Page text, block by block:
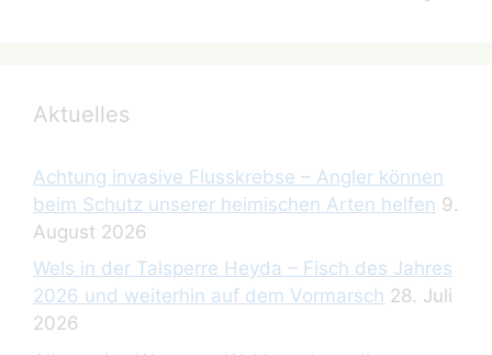
Aktuelles
Achtung invasive Flusskrebse – Angler können
beim Schutz unserer heimischen Arten helfen 9.
August 2026
Wels in der Talsperre Heyda – Fisch des Jahres
2026 und weiterhin auf dem Vormarsch 28. Juli
2026